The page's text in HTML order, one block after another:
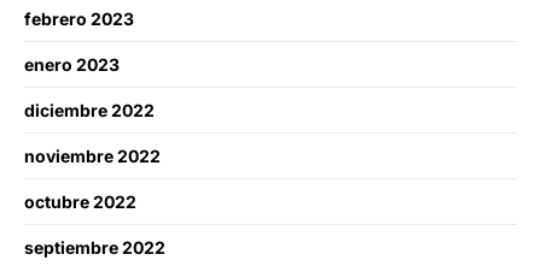
febrero 2023
enero 2023
diciembre 2022
noviembre 2022
octubre 2022
septiembre 2022